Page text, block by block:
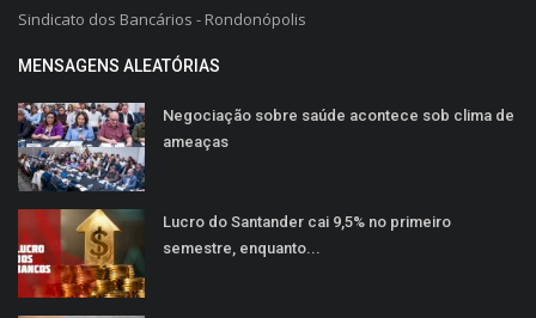
Sindicato dos Bancários - Rondonópolis
MENSAGENS ALEATÓRIAS
Negociação sobre saúde acontece sob clima de
ameaças
Lucro do Santander cai 9,5% no primeiro
semestre, enquanto...